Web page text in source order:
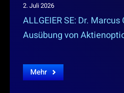
2. Juli 2026
ALLGEIER SE: Dr. Marcus
Ausübung von
Mehr